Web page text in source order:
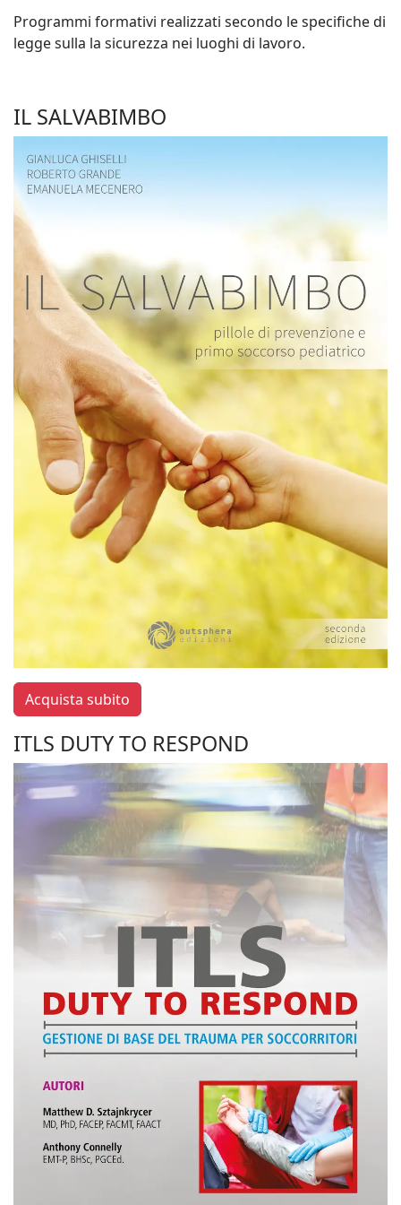
Programmi formativi realizzati secondo le specifiche di
legge sulla la sicurezza nei luoghi di lavoro.
IL SALVABIMBO
Acquista subito
ITLS DUTY TO RESPOND